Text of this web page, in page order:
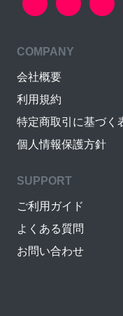
COMPANY
会社概要
利用規約
特定商取引に基づく
個人情報保護方針
SUPPORT
ご利用ガイド
よくある質問
お問い合わせ